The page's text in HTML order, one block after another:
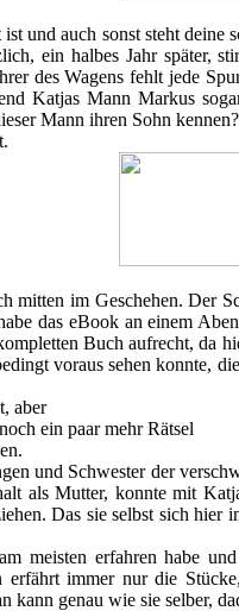
und auch sonst steht
ein halbes Jahr
des Wagens fehlt jede
Katjas Mann Markus
Mann ihren Sohn
im Geschehen. Der
das eBook an einem
Buch aufrecht, da
voraus sehen konnte,
aber
ein paar mehr Rätsel
und Schwester der
als Mutter, konnte mit
Das sie selbst sich
meisten erfahren habe
erfährt immer nur die
genau wie sie selber,